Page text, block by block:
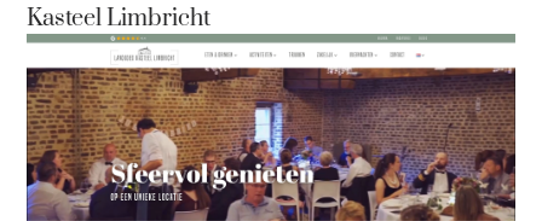
Kasteel Limbricht